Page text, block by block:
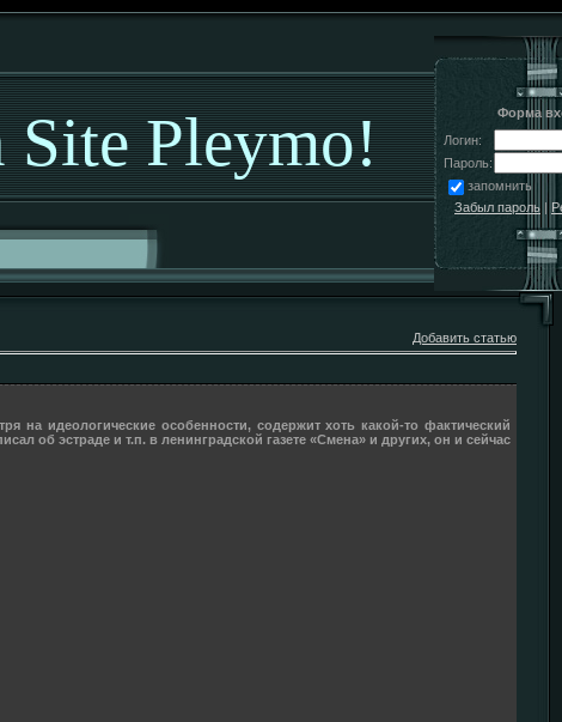
Pleymo!
Форма
Логин:
Пароль:
запомнить
Забыл пароль |
Добавить статью
на идеологические особенности, содержит хоть какой-то фактический
об эстраде и т.п. в ленинградской газете «Смена» и других, он и сейчас